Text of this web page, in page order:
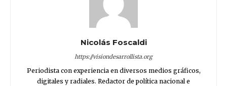
Nicolás Foscaldi
https://visiondesarrollista.org
Periodista con experiencia en diversos medios gráficos,
digitales y radiales. Redactor de política nacional e